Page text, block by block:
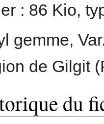
: 86 Kio,
gemme,
de Gilgit
du